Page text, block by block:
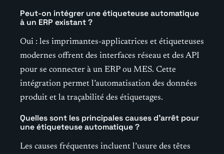
Peut-on intégrer une étiqueteuse automatique
à un ERP existant ?
Oui : les imprimantes-applicatrices et étiqueteuses
modernes offrent des interfaces réseau et des API
pour se connecter à un ERP ou MES. Cette
intégration permet l’automatisation des données
produit et la traçabilité des étiquetages.
Quelles sont les principales causes d’arrêt pour
une étiqueteuse automatique ?
Les causes fréquentes incluent l’usure des têtes